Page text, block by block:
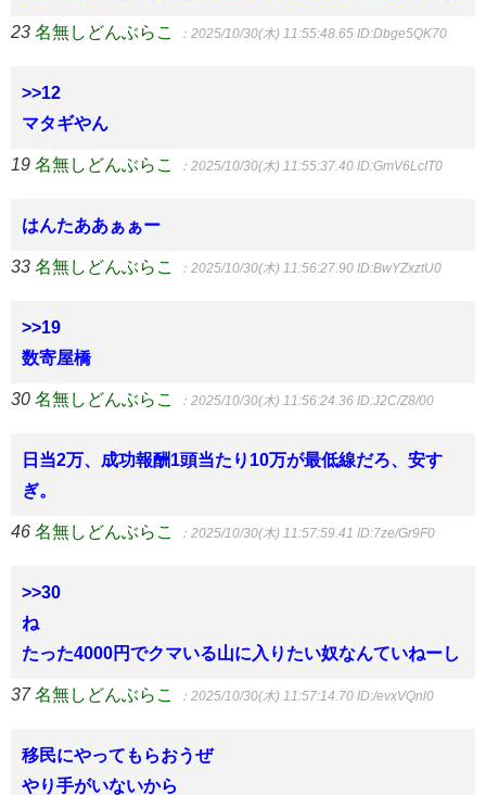
23 名無しどんぶらこ ：2025/10/30(木) 11:55:48.65 ID:Dbge5QK70
>>12
マタギやん
19 名無しどんぶらこ ：2025/10/30(木) 11:55:37.40 ID:GmV6LcIT0
はんたああぁぁー
33 名無しどんぶらこ ：2025/10/30(木) 11:56:27.90 ID:BwYZxztU0
>>19
数寄屋橋
30 名無しどんぶらこ ：2025/10/30(木) 11:56:24.36 ID:J2C/Z8/00
日当2万、成功報酬1頭当たり10万が最低線だろ、安す
ぎ。
46 名無しどんぶらこ ：2025/10/30(木) 11:57:59.41 ID:7ze/Gr9F0
>>30
ね
たった4000円でクマいる山に入りたい奴なんていねーし
37 名無しどんぶらこ ：2025/10/30(木) 11:57:14.70 ID:/evxVQnl0
移民にやってもらおうぜ
やり手がいないから